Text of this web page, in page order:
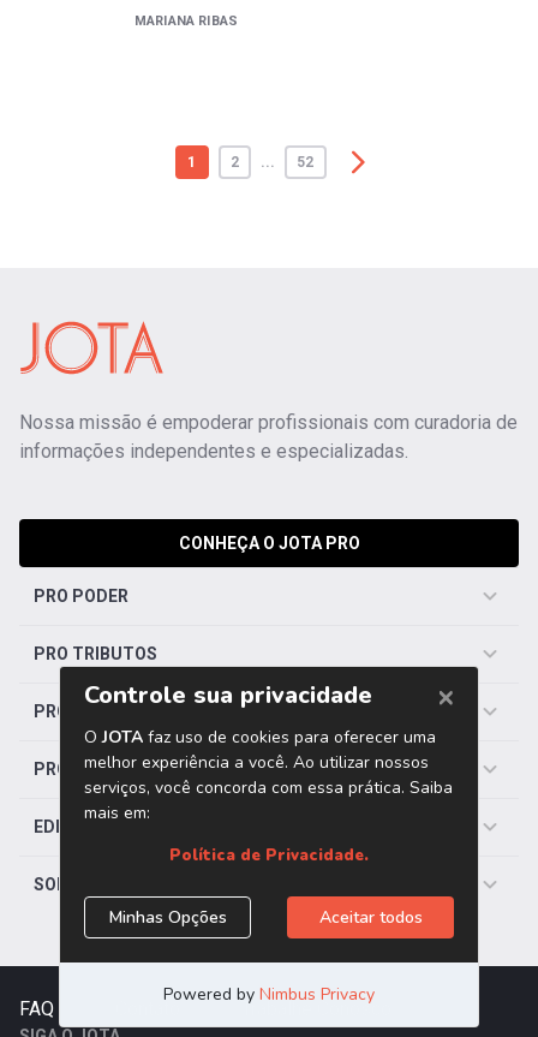
MARIANA RIBAS
1 2 ... 52
Nossa missão é empoderar profissionais com curadoria de
informações independentes e especializadas.
CONHEÇA O JOTA PRO
PRO PODER
PRO TRIBUTOS
PRO TRABALHISTA
PRO SAÚDE
EDITORIAS
SOBRE O JOTA
FAQ Trabalhe Conosco